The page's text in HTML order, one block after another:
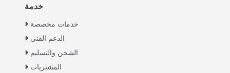
خدمة
خدمات مخصصة
الدعم الفني
الشحن والتسليم
المشتريات
Swahili
Greek